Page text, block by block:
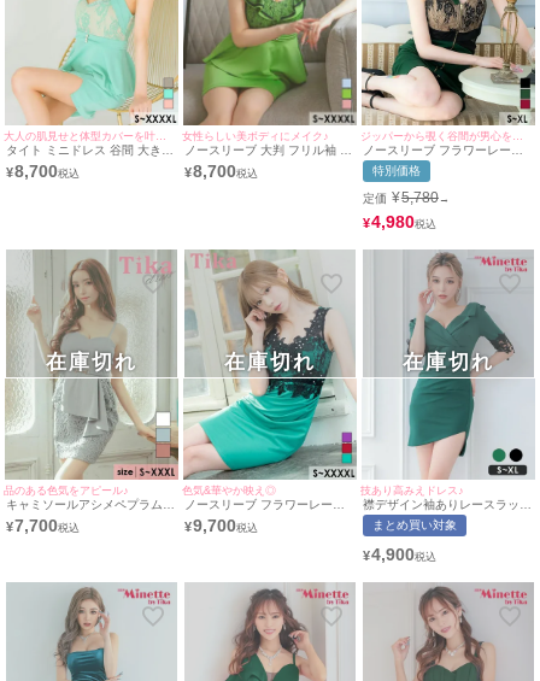
タイト ミニドレス 谷間 大きい
サイズ 大人 上品 スリット ハ
イネック ストレッチ ホルター
¥8,700
女性らしい美ボディにメイク♪
ノースリーブ 大判 フリル袖 ブ
ラックフラワーレース 切り替
え ウエストベルト ペプラム ス
¥8,700
ノースリーブ フラワーレース
フリル袖 ネックリボン フロン
トジップ くびれ タイトミニド
レス (Sサイズ～XLサイズ) (戦
慄かなの/キャバドレス着用)
[Tika/ティカ]
特別価格
定価 ¥5,780→
¥4,980
品のある色気をアピール♪
キャミソールアシメペプラムベ
ルト切り替えケミカルフラワー
レースタイトミニドレス (Sサ
¥7,700
在庫切れ
色気&華やか映え◎
ノースリーブ フラワーレース
パール ビジュー ギャザー タイ
トミニドレス (Sサイズ～
¥9,700
在庫切れ
技あり高みえドレス♪
襟デザイン袖ありレースラップ
デザインプチプラタイトミニド
レス (Sサイズ～XLサイズ) (せ
[myMinette/マイミネット]
まとめ買い対象
¥4,900
在庫切れ